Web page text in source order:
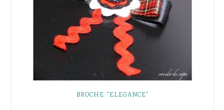
BROCHE "ELEGANCE"